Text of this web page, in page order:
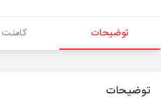
توضیحات
توضیحات